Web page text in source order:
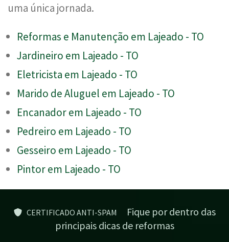
uma única jornada.
Reformas e Manutenção em Lajeado - TO
Jardineiro em Lajeado - TO
Eletricista em Lajeado - TO
Marido de Aluguel em Lajeado - TO
Encanador em Lajeado - TO
Pedreiro em Lajeado - TO
Gesseiro em Lajeado - TO
Pintor em Lajeado - TO
CERTIFICADO ANTI-SPAM
Fique por dentro das
principais dicas de reformas